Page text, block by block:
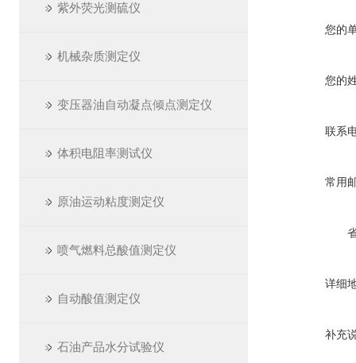
紫外荧光测硫仪
机械杂质测定仪
变压器油自动凝点倾点测定仪
体积电阻率测试仪
原油运动粘度测定仪
喷气燃料总酸值测定仪
自动酸值测定仪
石油产品水分试验仪
您的
您的
联系
常用
详细
补充